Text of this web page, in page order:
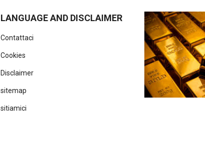
LANGUAGE AND DISCLAIMER
Contattaci
Cookies
Disclaimer
sitemap
sitiamici